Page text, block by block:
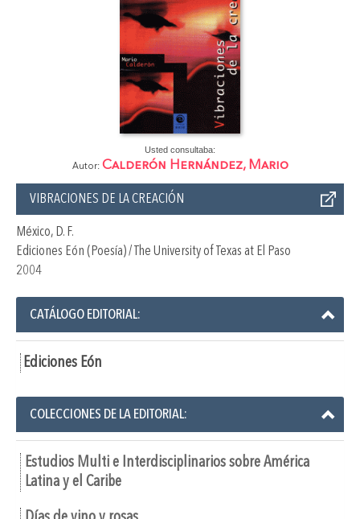
Usted consultaba:
Autor: Calderón Hernández, Mario
VIBRACIONES DE LA CREACIÓN
México, D. F.
Ediciones Eón (Poesía) / The University of Texas at El Paso
2004
CATÁLOGO EDITORIAL:
Ediciones Eón
COLECCIONES DE LA EDITORIAL:
Estudios Multi e Interdisciplinarios sobre América
Latina y el Caribe